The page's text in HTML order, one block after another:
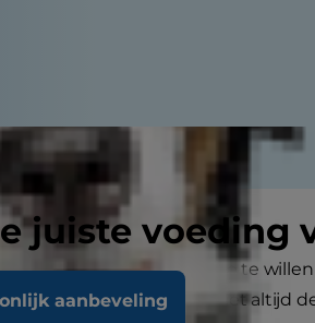
juiste voeding
aanbeveling
om niet aan adoptie te
opgroeien. Toch is dit niet altijd